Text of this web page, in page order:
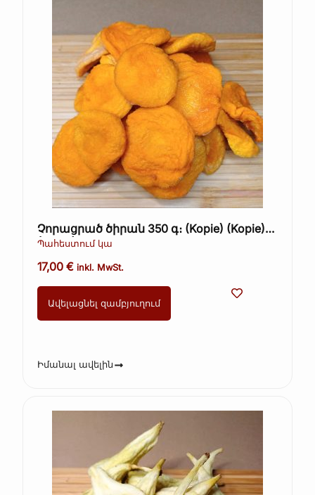
Չորացրած ծիրան 350 գ։ (Kopie) (Kopie)
(Kopie)
Պահեստում կա
17,00€ inkl. MwSt.
Ավելացնել զամբյուղում
Իմանալ ավելին